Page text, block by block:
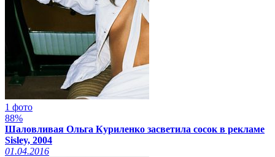
1 фото
88%
Шаловливая Ольга Куриленко засветила сосок в рекламе
Sisley, 2004
01.04.2016